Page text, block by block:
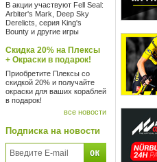
В акции участвуют Fell Seal:
Arbiter's Mark, Deep Sky
Derelicts, серия King's
Bounty и другие игры
Скидка 20% на Плексы
+ Окраски в подарок!
Приобретите Плексы со
скидкой 20% и получайте
окраски для ваших кораблей
в подарок!
все новости
Подписка на новости